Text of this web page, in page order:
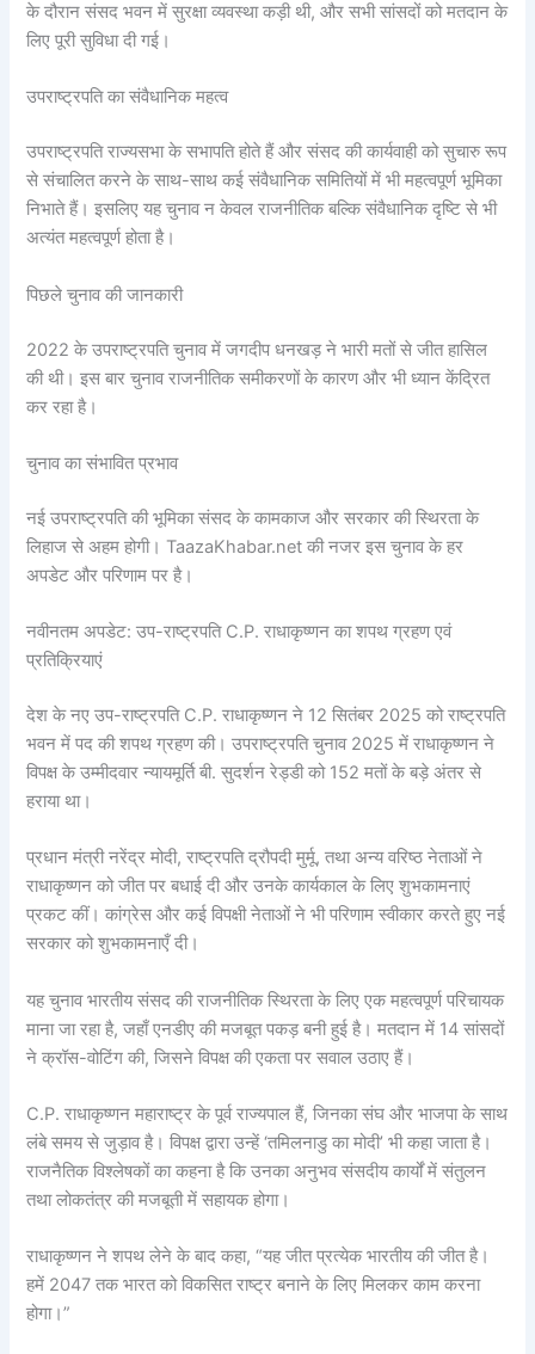
के दौरान संसद भवन में सुरक्षा व्यवस्था कड़ी थी, और सभी सांसदों को मतदान के
लिए पूरी सुविधा दी गई।
उपराष्ट्रपति का संवैधानिक महत्व
उपराष्ट्रपति राज्यसभा के सभापति होते हैं और संसद की कार्यवाही को सुचारु रूप
से संचालित करने के साथ-साथ कई संवैधानिक समितियों में भी महत्वपूर्ण भूमिका
निभाते हैं। इसलिए यह चुनाव न केवल राजनीतिक बल्कि संवैधानिक दृष्टि से भी
अत्यंत महत्वपूर्ण होता है।
पिछले चुनाव की जानकारी
2022 के उपराष्ट्रपति चुनाव में जगदीप धनखड़ ने भारी मतों से जीत हासिल
की थी। इस बार चुनाव राजनीतिक समीकरणों के कारण और भी ध्यान केंद्रित
कर रहा है।
चुनाव का संभावित प्रभाव
नई उपराष्ट्रपति की भूमिका संसद के कामकाज और सरकार की स्थिरता के
लिहाज से अहम होगी। TaazaKhabar.net की नजर इस चुनाव के हर
अपडेट और परिणाम पर है।
नवीनतम अपडेट: उप-राष्ट्रपति C.P. राधाकृष्णन का शपथ ग्रहण एवं
प्रतिक्रियाएं
देश के नए उप-राष्ट्रपति C.P. राधाकृष्णन ने 12 सितंबर 2025 को राष्ट्रपति
भवन में पद की शपथ ग्रहण की। उपराष्ट्रपति चुनाव 2025 में राधाकृष्णन ने
विपक्ष के उम्मीदवार न्यायमूर्ति बी. सुदर्शन रेड्डी को 152 मतों के बड़े अंतर से
हराया था।
प्रधान मंत्री नरेंद्र मोदी, राष्ट्रपति द्रौपदी मुर्मू, तथा अन्य वरिष्ठ नेताओं ने
राधाकृष्णन को जीत पर बधाई दी और उनके कार्यकाल के लिए शुभकामनाएं
प्रकट कीं। कांग्रेस और कई विपक्षी नेताओं ने भी परिणाम स्वीकार करते हुए नई
सरकार को शुभकामनाएँ दी।
यह चुनाव भारतीय संसद की राजनीतिक स्थिरता के लिए एक महत्वपूर्ण परिचायक
माना जा रहा है, जहाँ एनडीए की मजबूत पकड़ बनी हुई है। मतदान में 14 सांसदों
ने क्रॉस-वोटिंग की, जिसने विपक्ष की एकता पर सवाल उठाए हैं।
C.P. राधाकृष्णन महाराष्ट्र के पूर्व राज्यपाल हैं, जिनका संघ और भाजपा के साथ
लंबे समय से जुड़ाव है। विपक्ष द्वारा उन्हें ‘तमिलनाडु का मोदी’ भी कहा जाता है।
राजनैतिक विश्लेषकों का कहना है कि उनका अनुभव संसदीय कार्यों में संतुलन
तथा लोकतंत्र की मजबूती में सहायक होगा।
राधाकृष्णन ने शपथ लेने के बाद कहा, “यह जीत प्रत्येक भारतीय की जीत है।
हमें 2047 तक भारत को विकसित राष्ट्र बनाने के लिए मिलकर काम करना
होगा।”